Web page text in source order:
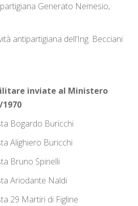
Generato Nemesio,
antipartigiana dell’Ing. Becciani
inviate al Ministero
Bogardo Buricchi
Alighiero Buricchi
Bruno Spinelli
Ariodante Naldi
29 Martiri di Figline